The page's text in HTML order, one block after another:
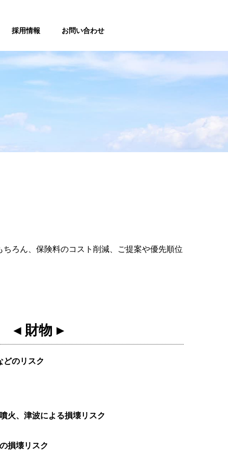
採用情報 お問い合わせ
ろん、保険料のコスト削減、ご提案や優先順位
◂財物 ▸
どのリスク
火、津波による損壊リスク
損壊リスク